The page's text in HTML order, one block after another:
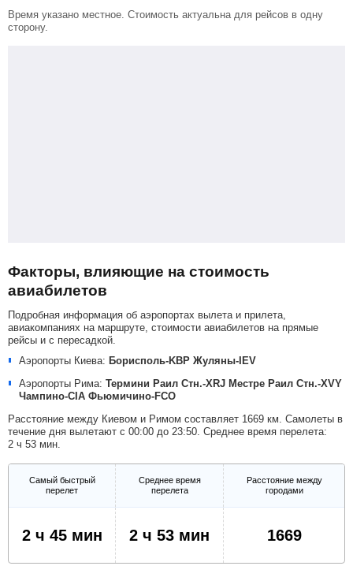
Время указано местное. Стоимость актуальна для рейсов в одну
сторону.
Факторы, влияющие на стоимость
авиабилетов
Подробная информация об аэропортах вылета и прилета,
авиакомпаниях на маршруте, стоимости авиабилетов на прямые
рейсы и с пересадкой.
Аэропорты Киева: Борисполь-KBP Жуляны-IEV
Аэропорты Рима: Термини Раил Стн.-XRJ Местре Раил Стн.-XVY
Чампино-CIA Фьюмичино-FCO
Расстояние между Киевом и Римом составляет 1669 км. Самолеты в
течение дня вылетают с 00:00 до 23:50. Среднее время перелета:
2 ч 53 мин.
Самый быстрый
перелет
Среднее время
перелета
Расстояние между
городами
2 ч 45 мин 2 ч 53 мин 1669